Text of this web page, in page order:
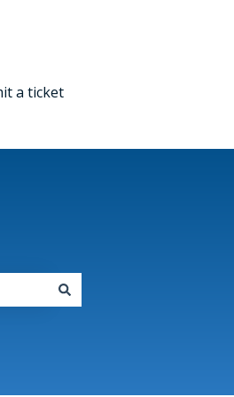
a ticket